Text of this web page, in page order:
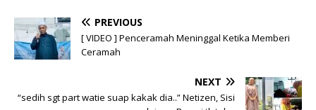
PREVIOUS
[ VIDEO ] Penceramah Meninggal Ketika Memberi
Ceramah
NEXT
“sedih sgt part watie suap kakak dia..” Netizen, Sisi